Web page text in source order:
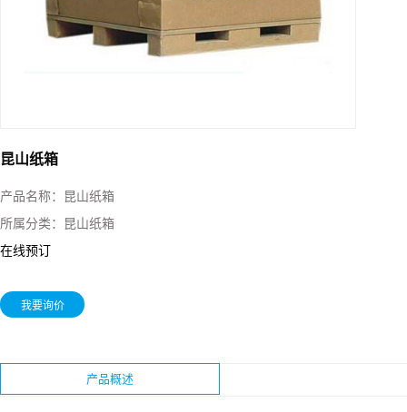
昆山纸箱
产品名称：
昆山纸箱
所属分类：
昆山纸箱
在线预订
我要询价
产品概述